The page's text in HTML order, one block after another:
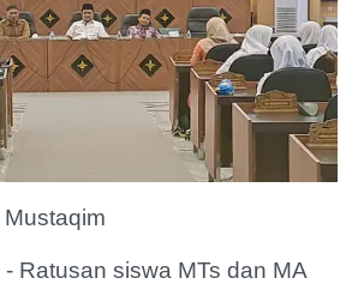
- Ratusan siswa MTs dan MA